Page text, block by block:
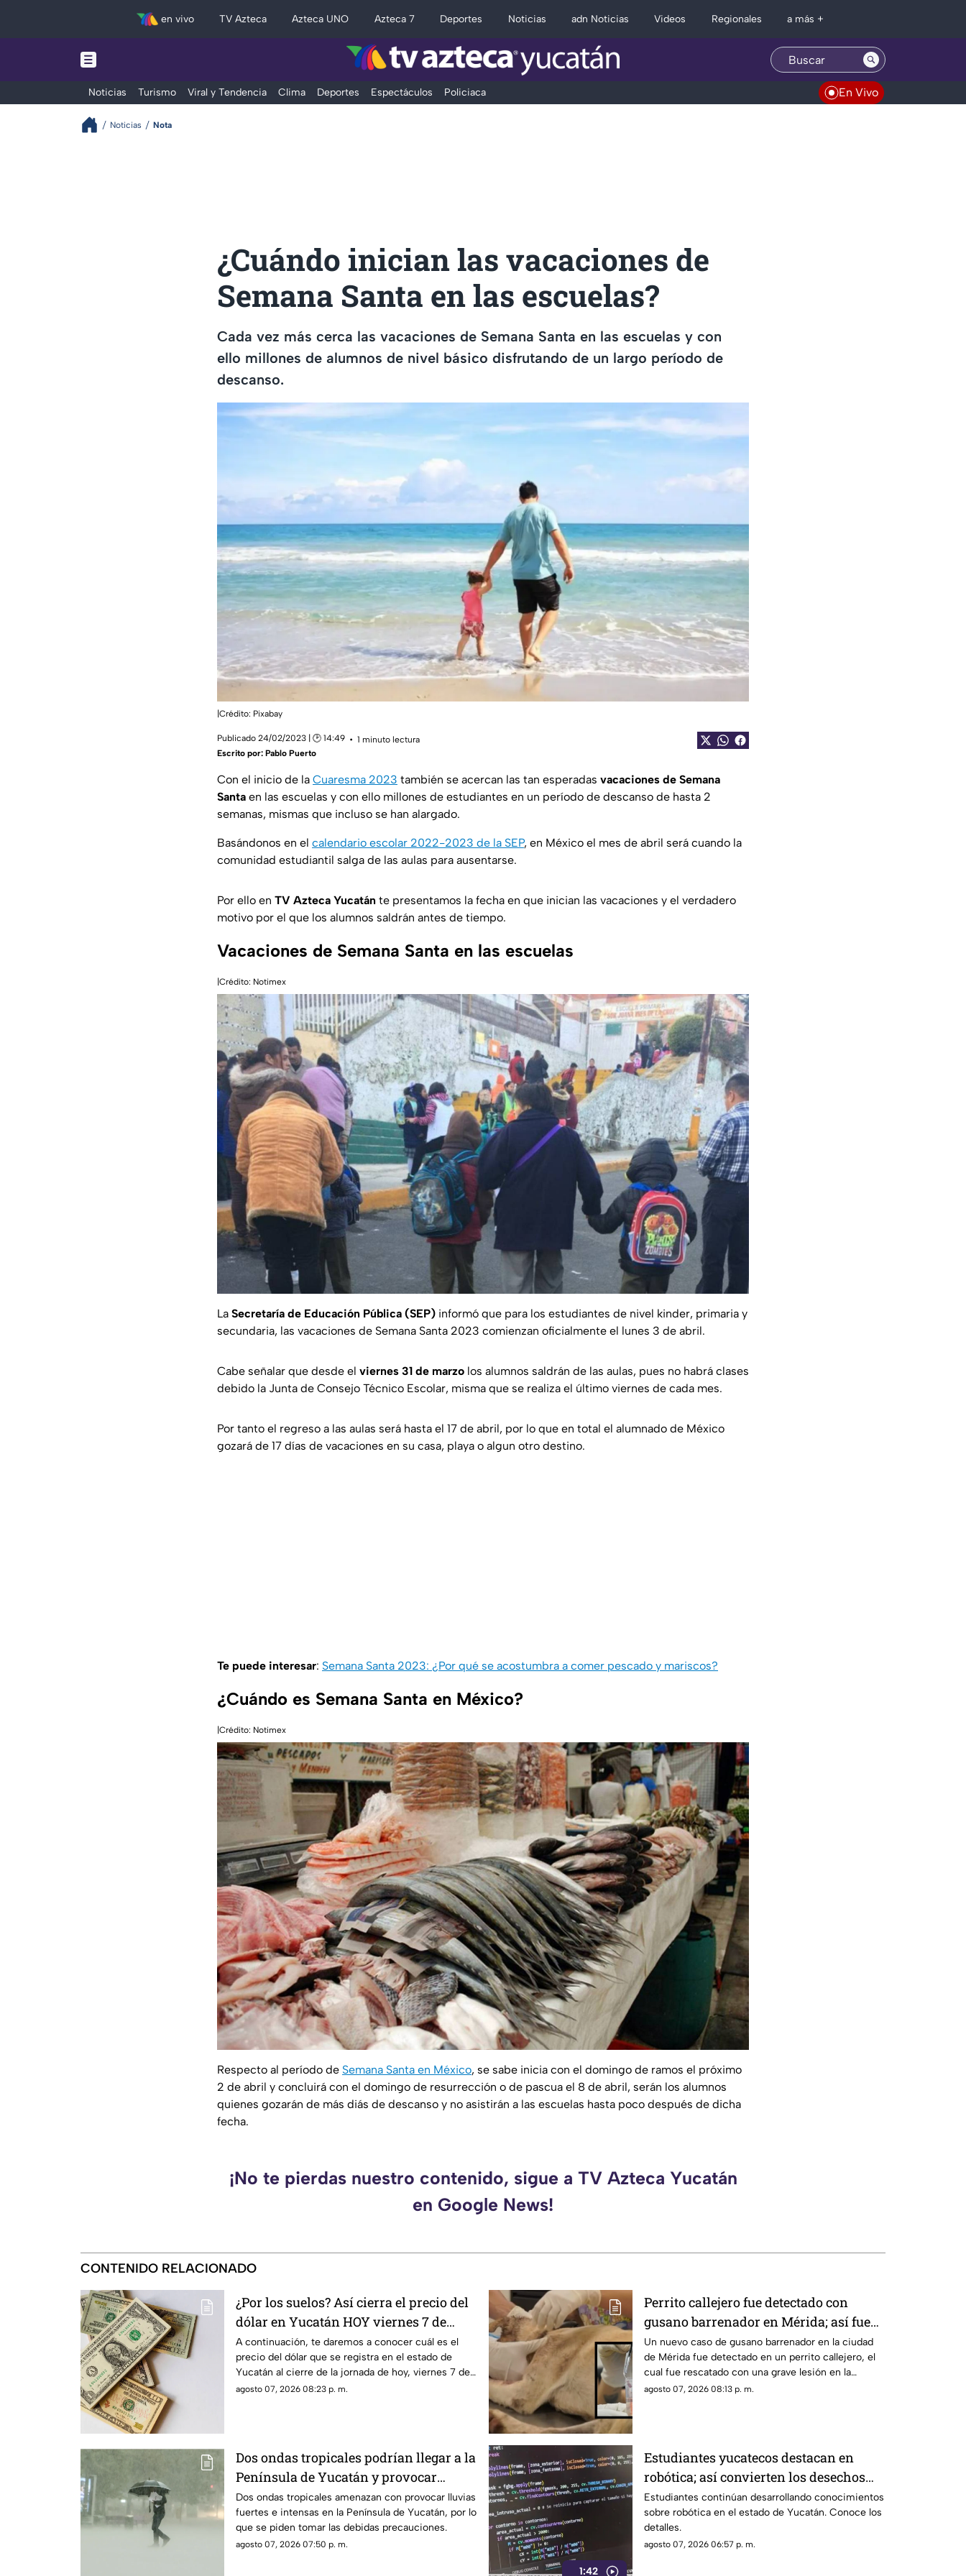
en vivo TV Azteca Azteca UNO Azteca 7 Deportes Noticias adn Noticias Videos Regionales a más +
Noticias Turismo Viral y Tendencia Clima Deportes Espectáculos Policiaca En Vivo
Noticias Nota
¿Cuándo inician las vacaciones de
Semana Santa en las escuelas?
Cada vez más cerca las vacaciones de Semana Santa en las escuelas y con
ello millones de alumnos de nivel básico disfrutando de un largo período de
descanso.
|Crédito: Pixabay
Publicado 24/02/2023 | 🕑 14:49
1 minuto lectura
Escrito por: Pablo Puerto
Con el inicio de la Cuaresma 2023 también se acercan las tan esperadas vacaciones de Semana
Santa en las escuelas y con ello millones de estudiantes en un período de descanso de hasta 2
semanas, mismas que incluso se han alargado.
Basándonos en el calendario escolar 2022-2023 de la SEP, en México el mes de abril será cuando la
comunidad estudiantil salga de las aulas para ausentarse.
Por ello en TV Azteca Yucatán te presentamos la fecha en que inician las vacaciones y el verdadero
motivo por el que los alumnos saldrán antes de tiempo.
Vacaciones de Semana Santa en las escuelas
|Crédito: Notimex
La Secretaría de Educación Pública (SEP) informó que para los estudiantes de nivel kinder, primaria y
secundaria, las vacaciones de Semana Santa 2023 comienzan oficialmente el lunes 3 de abril.
Cabe señalar que desde el viernes 31 de marzo los alumnos saldrán de las aulas, pues no habrá clases
debido la Junta de Consejo Técnico Escolar, misma que se realiza el último viernes de cada mes.
Por tanto el regreso a las aulas será hasta el 17 de abril, por lo que en total el alumnado de México
gozará de 17 días de vacaciones en su casa, playa o algun otro destino.
Te puede interesar: Semana Santa 2023: ¿Por qué se acostumbra a comer pescado y mariscos?
¿Cuándo es Semana Santa en México?
|Crédito: Notimex
Respecto al período de Semana Santa en México, se sabe inicia con el domingo de ramos el próximo
2 de abril y concluirá con el domingo de resurrección o de pascua el 8 de abril, serán los alumnos
quienes gozarán de más diás de descanso y no asistirán a las escuelas hasta poco después de dicha
fecha.
¡No te pierdas nuestro contenido, sigue a TV Azteca Yucatán
en Google News!
CONTENIDO RELACIONADO
¿Por los suelos? Así cierra el precio del
dólar en Yucatán HOY viernes 7 de
agosto de 2026
A continuación, te daremos a conocer cuál es el
precio del dólar que se registra en el estado de
Yucatán al cierre de la jornada de hoy, viernes 7 de
agosto.
agosto 07, 2026 08:23 p. m.
Perrito callejero fue detectado con
gusano barrenador en Mérida; así fue
rescatado
Un nuevo caso de gusano barrenador en la ciudad
de Mérida fue detectado en un perrito callejero, el
cual fue rescatado con una grave lesión en la
cabeza.
agosto 07, 2026 08:13 p. m.
Dos ondas tropicales podrían llegar a la
Península de Yucatán y provocar
varios días de lluvias; esto se sabe
Dos ondas tropicales amenazan con provocar lluvias
fuertes e intensas en la Península de Yucatán, por lo
que se piden tomar las debidas precauciones.
agosto 07, 2026 07:50 p. m.
1:42
Estudiantes yucatecos destacan en
robótica; así convierten los desechos
algo útil (+Video)
Estudiantes continúan desarrollando conocimientos
sobre robótica en el estado de Yucatán. Conoce los
detalles.
agosto 07, 2026 06:57 p. m.